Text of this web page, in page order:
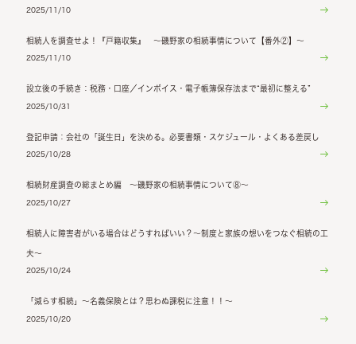
2025/11/10
相続人を調査せよ！『戸籍収集』 ～磯野家の相続事情について【番外②】～
2025/11/10
設立後の手続き：税務・口座／インボイス・電子帳簿保存法まで“最初に整える”
2025/10/31
登記申請：会社の「誕生日」を決める。必要書類・スケジュール・よくある差戻し
2025/10/28
相続財産調査の総まとめ編 ～磯野家の相続事情について⑧～
2025/10/27
相続人に障害者がいる場合はどうすればいい？～制度と家族の想いをつなぐ相続の工
夫～
2025/10/24
「減らす相続」～名義保険とは？思わぬ課税に注意！！～
2025/10/20